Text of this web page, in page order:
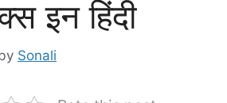
इन हिंदी
Sonali